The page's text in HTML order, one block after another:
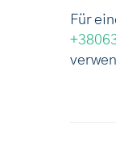
Für